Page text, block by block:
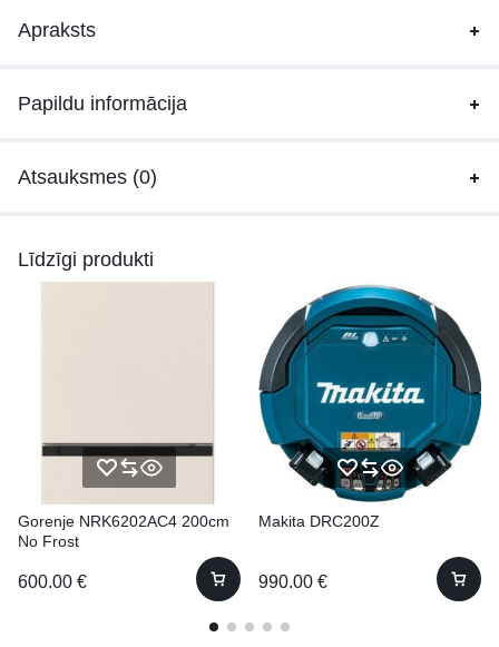
Apraksts
Papildu informācija
Atsauksmes (0)
Līdzīgi produkti
Gorenje NRK6202AC4 200cm
No Frost
600.00 €
Makita DRC200Z
990.00 €